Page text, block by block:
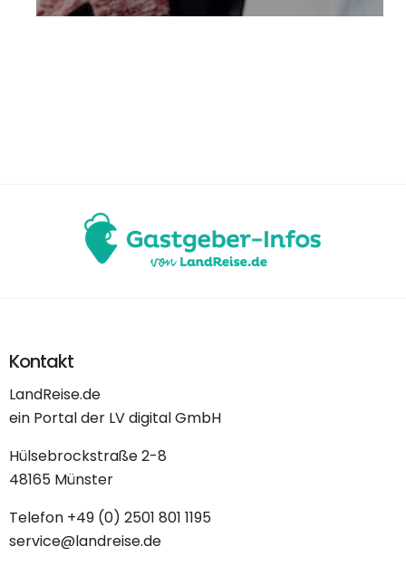
Kontakt
LandReise.de
ein Portal der LV digital GmbH
Hülsebrockstraße 2-8
48165 Münster
Telefon +49 (0) 2501 801 1195
service@landreise.de